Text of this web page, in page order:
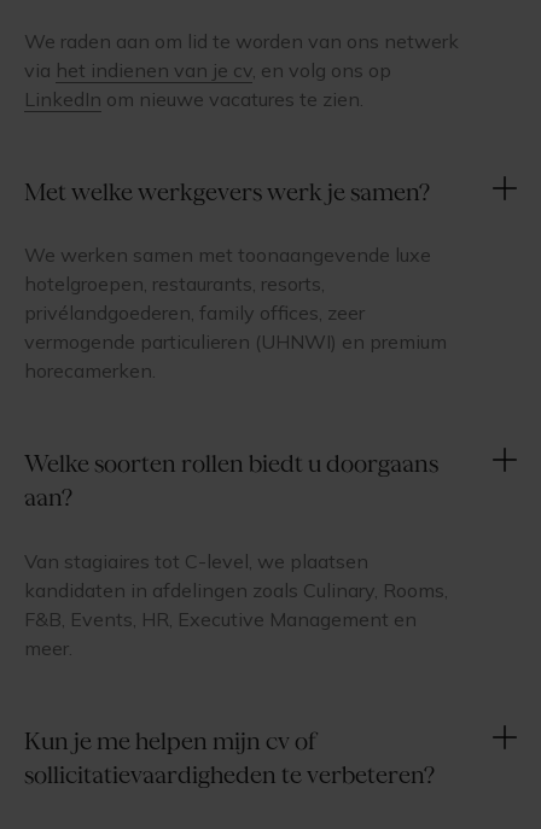
We raden aan om lid te worden van ons netwerk
via het indienen van je cv , en volg ons op
LinkedIn om nieuwe vacatures te zien.
Met welke werkgevers werk je samen?
We werken samen met toonaangevende luxe
hotelgroepen, restaurants, resorts,
privélandgoederen, family offices, zeer
vermogende particulieren (UHNWI) en premium
horecamerken.
Welke soorten rollen biedt u doorgaans
aan?
Van stagiaires tot C-level, we plaatsen
kandidaten in afdelingen zoals Culinary, Rooms,
F&B, Events, HR, Executive Management en
meer.
Kun je me helpen mijn cv of
sollicitatievaardigheden te verbeteren?